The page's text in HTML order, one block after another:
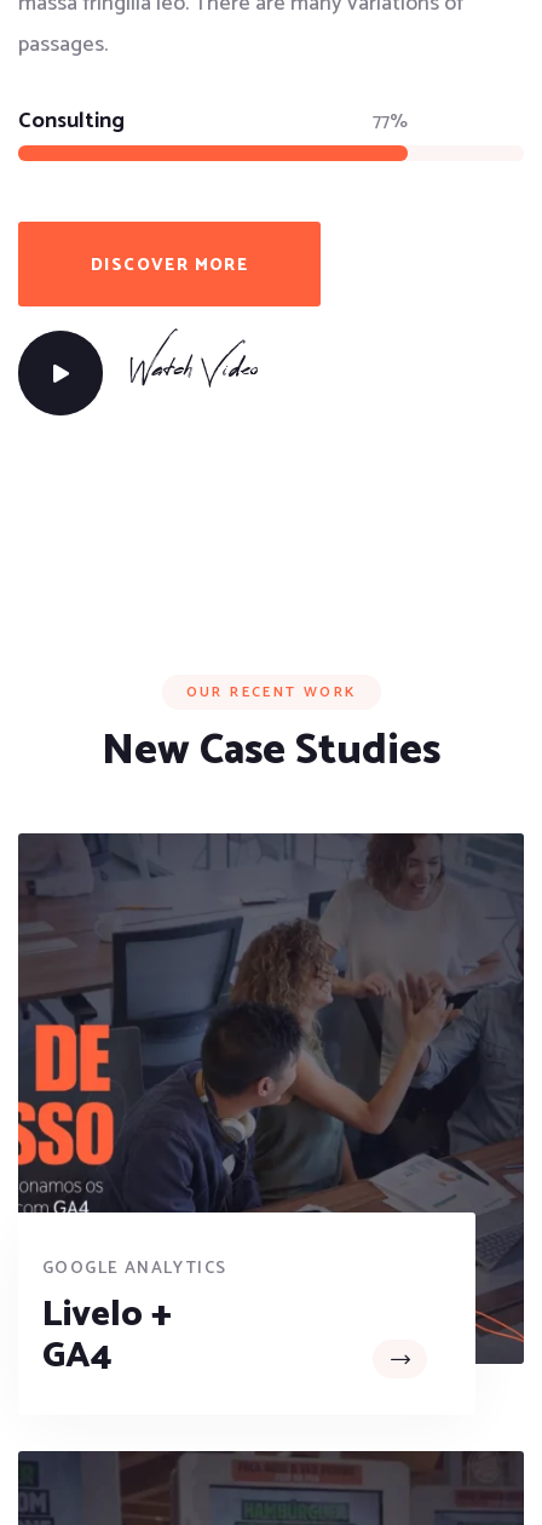
passages.
Consulting 77%
DISCOVER MORE
Watch Video
OUR RECENT WORK
New Case Studies
GOOGLE ANALYTICS
Livelo +
GA4